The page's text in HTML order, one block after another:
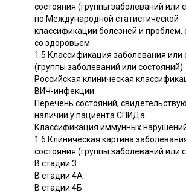
состояния (группы заболеваний или
по Международной статистической
классификации болезней и проблем,
со здоровьем
1.5 Классификация заболевания или
(группы заболеваний или состояний)
Российская клиническая
ВИЧ-инфекции
Перечень состояний,
наличии у пациента СПИДа
Классификация иммунных
1.6 Клиническая картина
состояния (группы заболеваний или
В стадии 3
В стадии 4А
В стадии 4Б